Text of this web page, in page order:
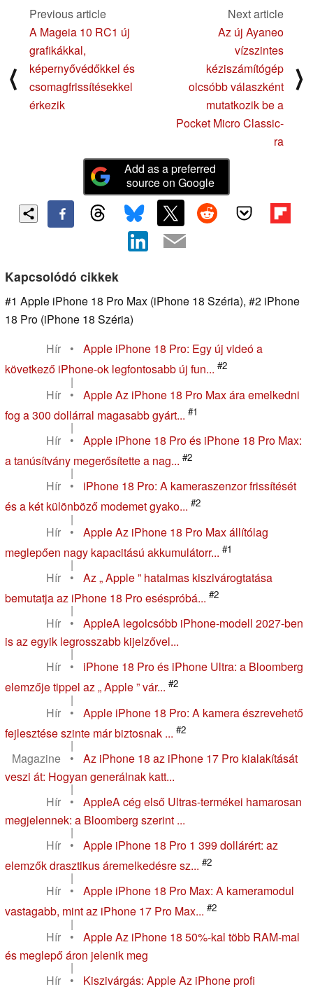
⟨
Previous article
A Mageia 10 RC1 új
grafikákkal,
képernyővédőkkel és
csomagfrissítésekkel
érkezik
Next article
Az új Ayaneo
vízszintes
kéziszámítógép
olcsóbb válaszként
mutatkozik be a
Pocket Micro Classic-
ra
⟩
Add as a preferred
source on Google
Kapcsolódó cikkek
#1 Apple iPhone 18 Pro Max (iPhone 18 Széria), #2 iPhone
18 Pro (iPhone 18 Széria)
Hír
•
Apple iPhone 18 Pro: Egy új videó a
következő iPhone-ok legfontosabb új fun... #2
|
Hír
•
Apple Az iPhone 18 Pro Max ára emelkedni
fog a 300 dollárral magasabb gyárt... #1
|
Hír
•
Apple iPhone 18 Pro és iPhone 18 Pro Max:
a tanúsítvány megerősítette a nag... #2
|
Hír
•
iPhone 18 Pro: A kameraszenzor frissítését
és a két különböző modemet gyako... #2
|
Hír
•
Apple Az iPhone 18 Pro Max állítólag
meglepően nagy kapacitású akkumulátorr... #1
|
Hír
•
Az „ Apple ” hatalmas kiszivárogtatása
bemutatja az iPhone 18 Pro eséspróbá... #2
|
Hír
•
AppleA legolcsóbb iPhone-modell 2027-ben
is az egyik legrosszabb kijelzővel...
|
Hír
•
iPhone 18 Pro és iPhone Ultra: a Bloomberg
elemzője tippel az „ Apple ” vár... #2
|
Hír
•
Apple iPhone 18 Pro: A kamera észrevehető
fejlesztése szinte már biztosnak ... #2
|
Magazine
•
Az iPhone 18 az iPhone 17 Pro kialakítását
veszi át: Hogyan generálnak katt...
|
Hír
•
AppleA cég első Ultras-termékei hamarosan
megjelennek: a Bloomberg szerint ...
|
Hír
•
Apple iPhone 18 Pro 1 399 dollárért: az
elemzők drasztikus áremelkedésre sz... #2
|
Hír
•
Apple iPhone 18 Pro Max: A kameramodul
vastagabb, mint az iPhone 17 Pro Max... #2
|
Hír
•
Apple Az iPhone 18 50%-kal több RAM-mal
és meglepő áron jelenik meg
|
Hír
•
Kiszivárgás: Apple Az iPhone profi